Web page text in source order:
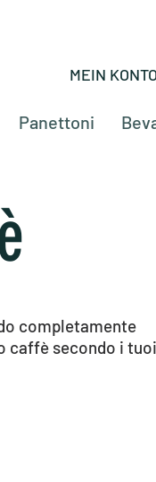
MEIN KONTO
Panettoni
completamente
caffè secondo i tuoi